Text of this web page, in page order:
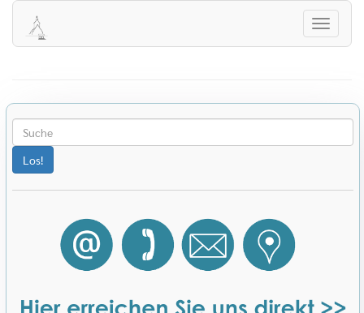
öffnen
Herzlich Willkommen auf der Homepage
der evangelischen Kirchengemeinde
Winterbach!